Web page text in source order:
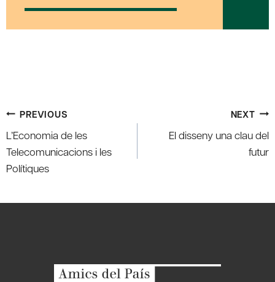
Post
navigation
PREVIOUS
L’Economia de les
Telecomunicacions i les
Polítiques
NEXT
El disseny una clau del
futur